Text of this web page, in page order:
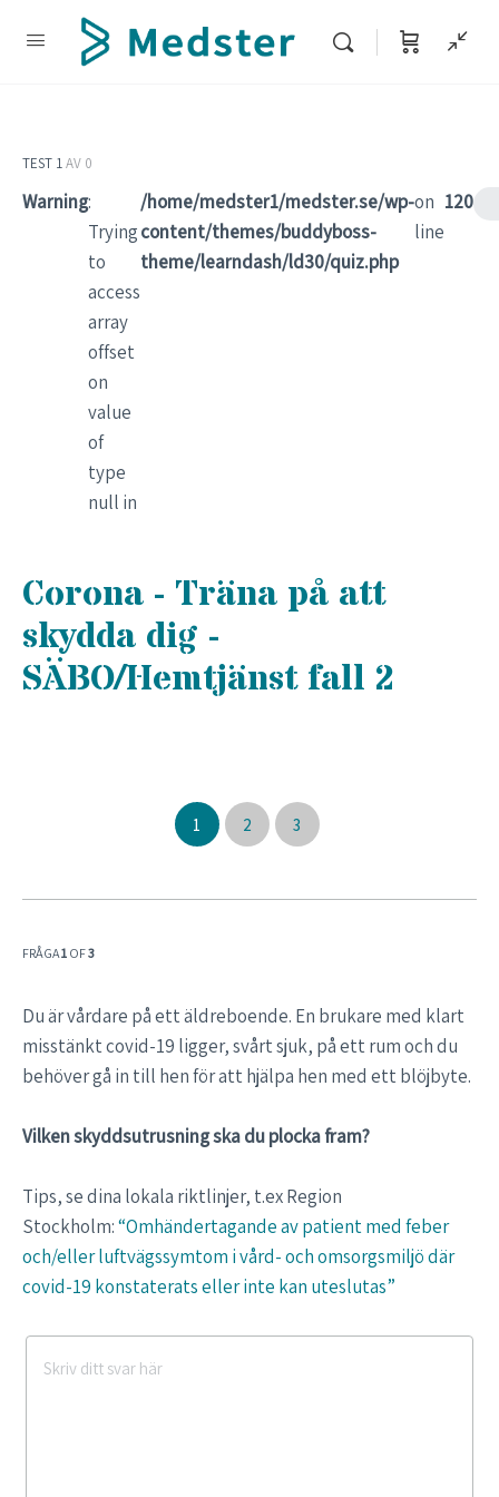
TEST 1AV 0
Warning:
Trying
to
access
array
offset
on
value
of
type
null in
/home/medster1/medster.se/wp-
content/themes/buddyboss-
theme/learndash/ld30/quiz.php
on
line
120
Corona - Träna på att
skydda dig -
SÄBO/Hemtjänst fall 2
1 2 3
FRÅGA1 OF3
Du är vårdare på ett äldreboende. En brukare med klart
misstänkt covid-19 ligger, svårt sjuk, på ett rum och du
behöver gå in till hen för att hjälpa hen med ett blöjbyte.
Vilken skyddsutrusning ska du plocka fram?
Tips, se dina lokala riktlinjer, t.ex Region
Stockholm:“Omhändertagande av patient med feber
och/eller luftvägssymtom i vård- och omsorgsmiljö där
covid-19 konstaterats eller inte kan uteslutas”